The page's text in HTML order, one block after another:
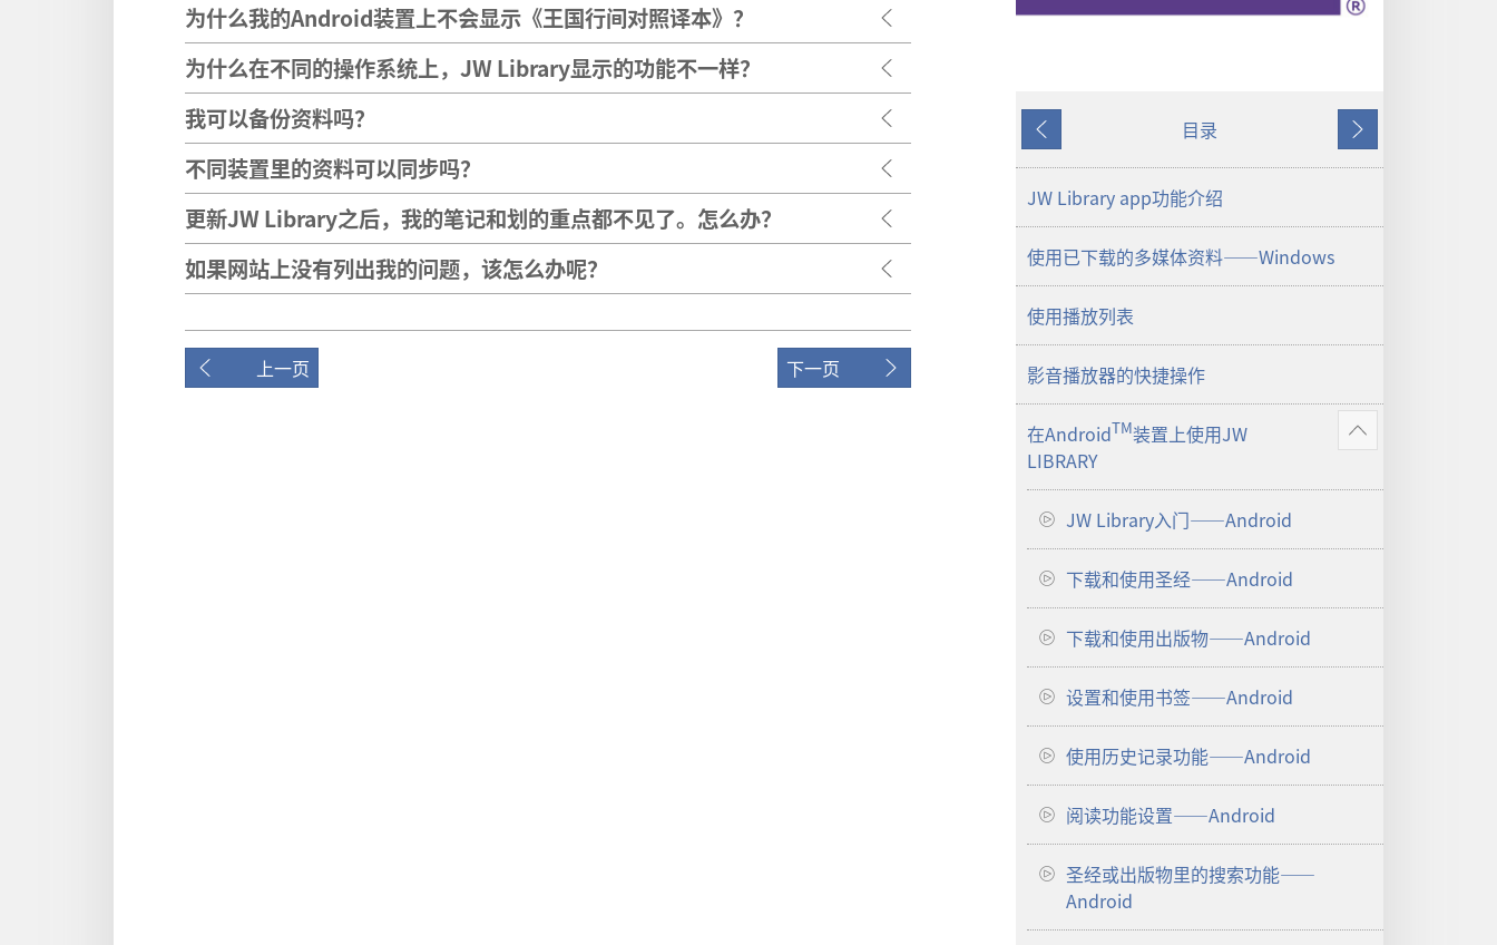
为什么我的Android装置上不会显示《王国行间对照译本》？
为什么在不同的操作系统上，JW Library显示的功能不一样？
我可以备份资料吗？
不同装置里的资料可以同步吗？
更新JW Library之后，我的笔记和划的重点都不见了。怎么办？
如果网站上没有列出我的问题，该怎么办呢？
上一页 下一页
上
一
页
目录
下
一
JW Library app功能介绍
使用已下载的多媒体资料——Windows
使用播放列表
影音播放器的快捷操作
在AndroidTM装置上使用JW
LIBRARY
显
更
JW Library入门——Android
下载和使用圣经——Android
下载和使用出版物——Android
设置和使用书签——Android
使用历史记录功能——Android
阅读功能设置——Android
圣经或出版物里的搜索功能——
Android